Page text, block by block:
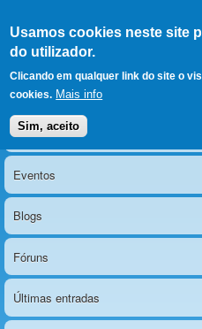
Usamos cookies neste site
do utilizador.
Clicando em qualquer link do site o
cookies. Mais info
Sim, aceito
O portal da
Menu principal
Notícias
Eventos
Blogs
Fóruns
Últimas entradas